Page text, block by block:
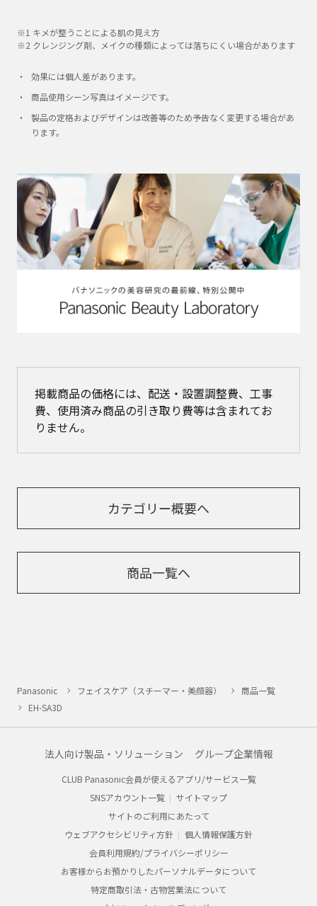
※1 キメが整うことによる肌の見え方
※2 クレンジング剤、メイクの種類によっては落ちにくい場合があります
効果には個人差があります。
商品使用シーン写真はイメージです。
製品の定格およびデザインは改善等のため予告なく変更する場合があ
ります。
掲載商品の価格には、配送・設置調整費、工事
費、使用済み商品の引き取り費等は含まれてお
りません。
カテゴリー概要へ
商品一覧へ
Panasonic フェイスケア（スチーマー・美顔器）
商品一覧
EH-SA3D
法人向け製品・ソリューション グループ企業情報
CLUB Panasonic会員が使えるアプリ/サービス一覧
SNSアカウント一覧
サイトマップ
サイトのご利用にあたって
ウェブアクセシビリティ方針
個人情報保護方針
会員利用規約/プライバシーポリシー
お客様からお預かりしたパーソナルデータについて
特定商取引法・古物営業法について